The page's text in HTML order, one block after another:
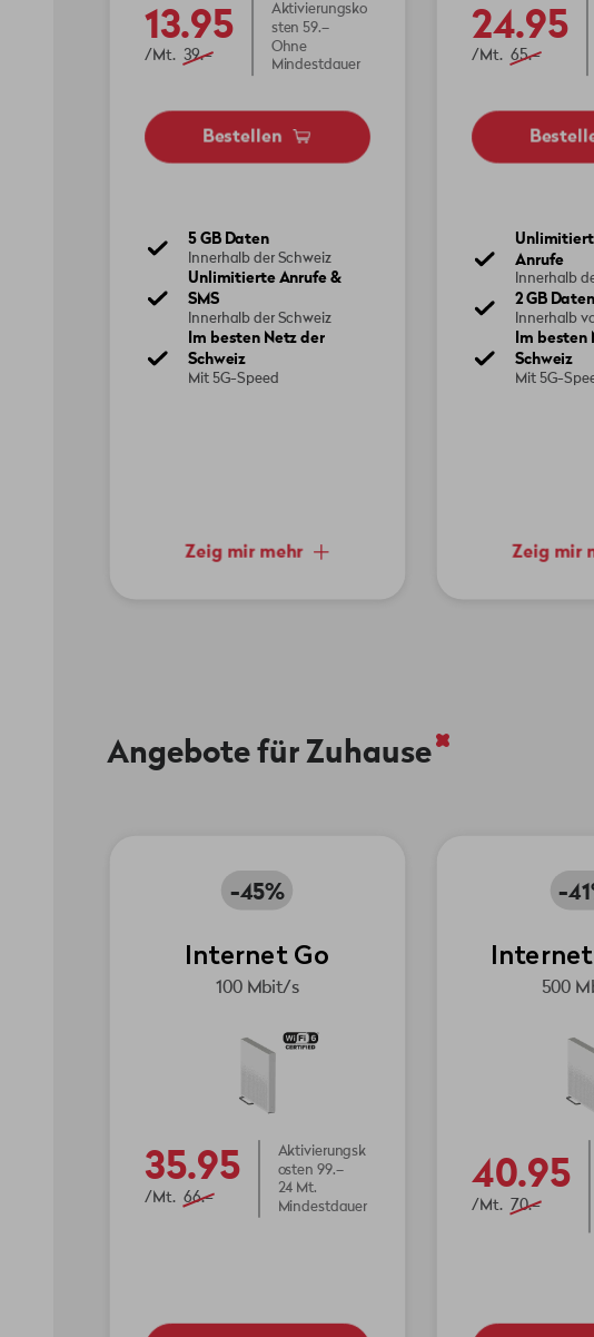
13.95
/Mt. 39.–
Aktivierungsko
sten 59.–
Ohne
Mindestdauer
Bestellen
5 GB Daten
Innerhalb der Schweiz
Unlimitierte Anrufe &
SMS
Innerhalb der Schweiz
Im besten Netz der
Schweiz
Mit 5G-Speed
Zeig mir mehr
24.95
/Mt. 65.–
Anrufe
Innerhalb
2 GB Daten
Innerhalb
Im besten
Schweiz
Mit 5G-
Zeig mir
Angebote für Zuhause
-45%
Internet Go
100 Mbit/s
35.95
/Mt. 66.–
Aktivierungsk
osten 99.–
24 Mt.
Mindestdauer
-
500
40.95
/Mt. 70.–